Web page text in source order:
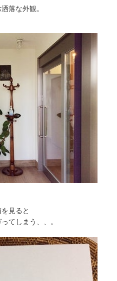
落な外観。
見ると
てしまう、、。